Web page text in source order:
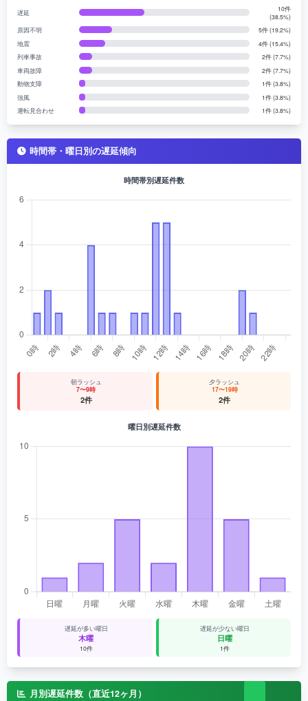
遅延
10件
(38.5%)
原因不明
5件 (19.2%)
地震
4件 (15.4%)
列車事故
2件 (7.7%)
車両故障
2件 (7.7%)
動物支障
1件 (3.8%)
強風
1件 (3.8%)
運転見合わせ
1件 (3.8%)
時間帯・曜日別の遅延傾向
時間帯別遅延件数
朝ラッシュ
7〜9時
2件
夕ラッシュ
17〜19時
2件
曜日別遅延件数
遅延が多い曜日
木曜
10件
遅延が少ない曜日
日曜
1件
月別遅延件数（直近12ヶ月）